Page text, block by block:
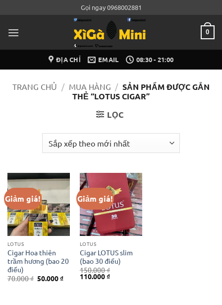
nội
Gọi ngay 0968002881
0
ĐỊA CHỈ EMAIL 08:30 - 21:00
TRANG CHỦ / MUA HÀNG / SẢN PHẨM ĐƯỢC GẮN
THẺ “LOTUS CIGAR”
LỌC
Giảm giá!
LOTUS
Cigar Hoa thiên
trầm hương (bao 20
điếu)
70.000₫ Giá
gốc
50.000₫Giá
Giảm giá!
LOTUS
Cigar LOTUS slim
(bao 30 điếu)
150.000₫
Giá
gốc
110.000₫Giá